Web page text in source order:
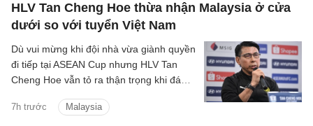
HLV Tan Cheng Hoe thừa nhận Malaysia ở cửa
dưới so với tuyển Việt Nam
7h trước Malaysia
Dù vui mừng khi đội nhà vừa giành quyền
đi tiếp tại ASEAN Cup nhưng HLV Tan
Cheng Hoe vẫn tỏ ra thận trọng khi đánh
Việt Nam.